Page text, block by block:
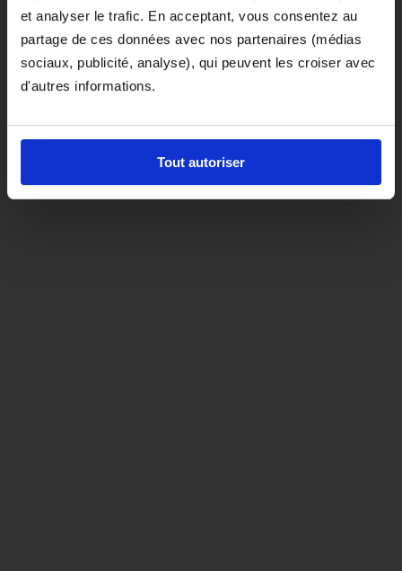
et analyser le trafic. En acceptant, vous consentez au
partage de ces données avec nos partenaires (médias
sociaux, publicité, analyse), qui peuvent les croiser avec
d'autres informations.
Tout autoriser
D'ici là, si vous souhaitez le coloris noir,
orientez-vous vers la matière "indispensable"